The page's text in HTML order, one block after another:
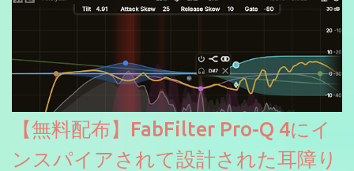
【無料配布】FabFilter Pro-Q 4にイ
ンスパイアされて設計された耳障り